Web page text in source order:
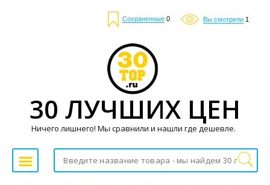
Сохраненные 0 Вы смотрели 1
30 ЛУЧШИХ ЦЕН
Ничего лишнего! Мы сравнили и нашли где дешевле.